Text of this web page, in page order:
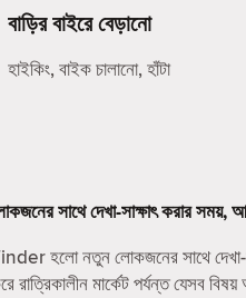
বাড়ির বাইরে বেড়ানো
হাইকিং, বাইক চালানো, হাঁটা
সাথে দেখা-সাক্ষাৎ করার সময়,
হলো নতুন লোকজনের সাথে
রাত্রিকালীন মার্কেট পর্যন্ত যেসব